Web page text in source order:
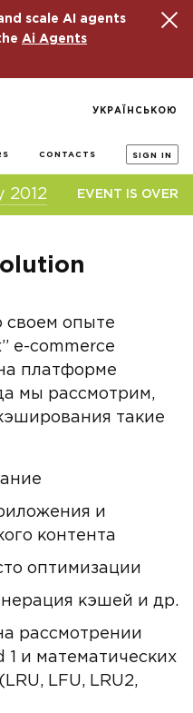
scale AI agents
Ai Agents
CONTACTS SIGN IN
УКРАЇНСЬКОЮ
2012 EVENT IS OVER
своем опыте
e-commerce
платформе
мы рассмотрим,
такие
и
контента
оптимизации
кэшей и др.
рассмотрении
1 и математических
LFU, LRU2,